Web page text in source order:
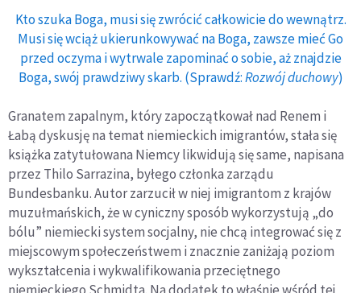
Kto szuka Boga, musi się zwrócić całkowicie do wewnątrz.
Musi się wciąż ukierunkowywać na Boga, zawsze mieć Go
przed oczyma i wytrwale zapominać o sobie, aż znajdzie
Boga, swój prawdziwy skarb. (Sprawdź:Rozwój duchowy)
Granatem zapalnym, który zapoczątkował nad Renem i
Łabą dyskusję na temat niemieckich imigrantów, stała się
książka zatytułowana Niemcy likwidują się same, napisana
przez Thilo Sarrazina, byłego członka zarządu
Bundesbanku. Autor zarzucił w niej imigrantom z krajów
muzułmańskich, że w cyniczny sposób wykorzystują „do
bólu” niemiecki system socjalny, nie chcą integrować się z
miejscowym społeczeństwem i znacznie zaniżają poziom
wykształcenia i wykwalifikowania przeciętnego